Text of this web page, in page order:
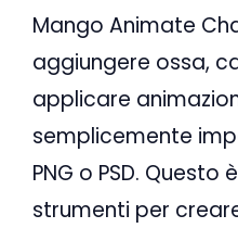
Mango Animate
aggiungere ossa,
applicare
semplicemente
PNG o PSD. Questo
strumenti per